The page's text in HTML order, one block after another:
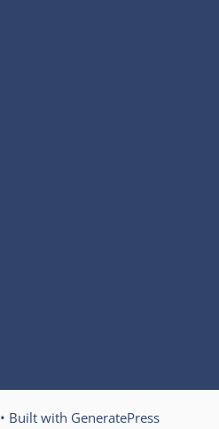
• Built with GeneratePress